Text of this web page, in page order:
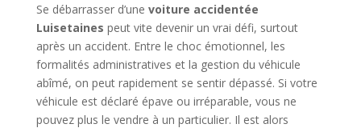
Se débarrasser d’une voiture accidentée
Luisetaines peut vite devenir un vrai défi, surtout
après un accident. Entre le choc émotionnel, les
formalités administratives et la gestion du véhicule
abîmé, on peut rapidement se sentir dépassé. Si votre
véhicule est déclaré épave ou irréparable, vous ne
pouvez plus le vendre à un particulier. Il est alors